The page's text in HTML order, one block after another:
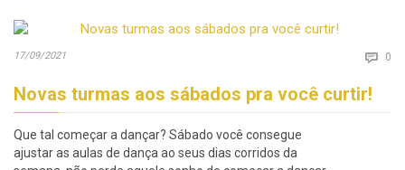
17/09/2021  0
Novas turmas aos sábados pra você curtir!
Que tal começar a dançar? Sábado você consegue
ajustar as aulas de dança ao seus dias corridos da